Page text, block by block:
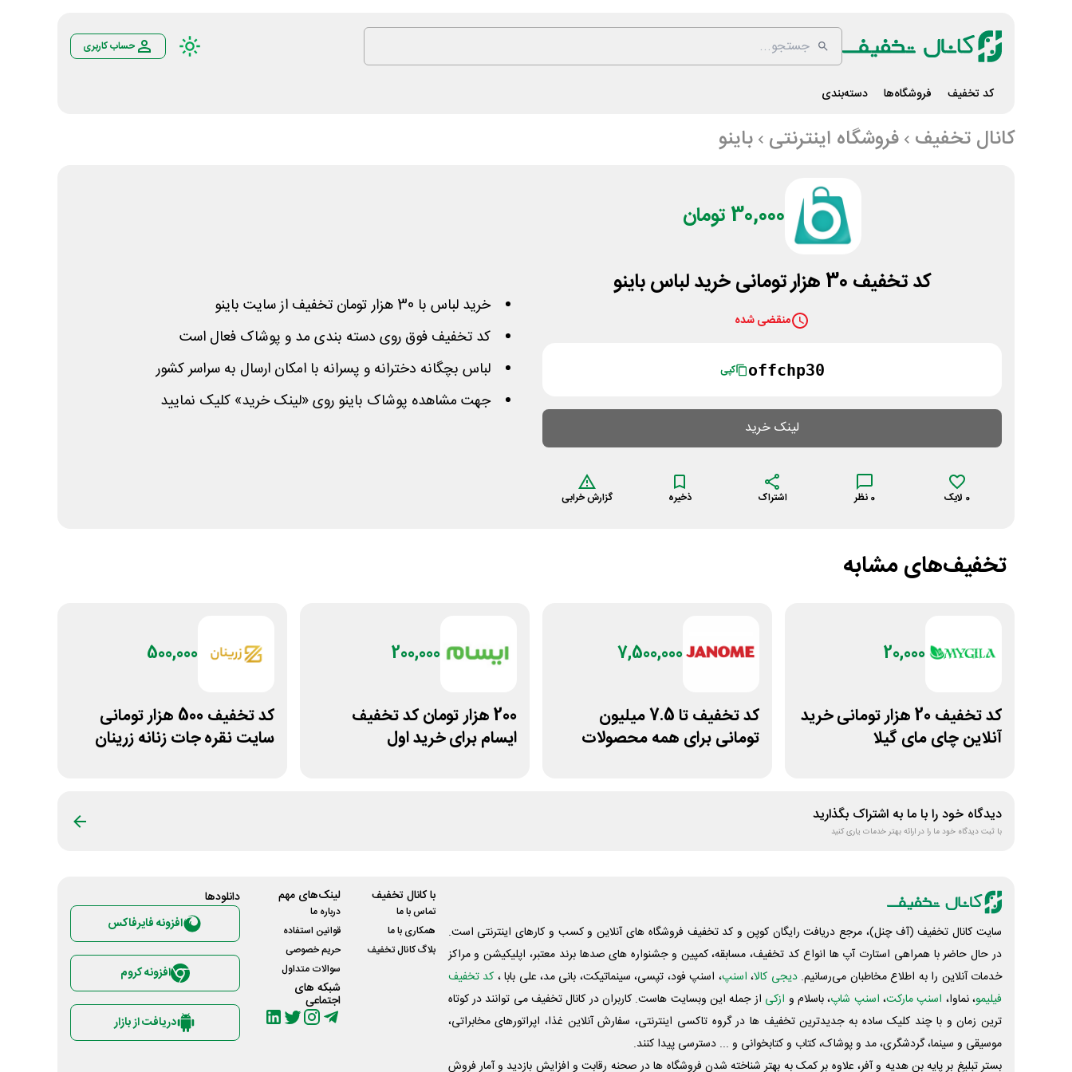
حساب کاربری
کد تخفیف فروشگاه‌ها دسته‌بندی
کانال تخفیف فروشگاه اینترنتی باینو
30,000 تومان
کد تخفیف 30 هزار تومانی خرید لباس باینو
منقضی شده
offchp30 کپی
لینک خرید
0 لایک 0 نظر اشتراک ذخیره گزارش خرابی
خرید لباس با 30 هزار تومان تخفیف از سایت باینو
کد تخفیف فوق روی دسته بندی مد و پوشاک فعال است
لباس بچگانه دخترانه و پسرانه با امکان ارسال به سراسر کشور
جهت مشاهده پوشاک باینو روی «لینک خرید» کلیک نمایید
تخفیف‌های مشابه
20,000
کد تخفیف 20 هزار تومانی خرید
آنلاین چای مای گیلا
7,500,000
کد تخفیف تا 7.5 میلیون
تومانی برای همه محصولات
200,000
200 هزار تومان کد تخفیف
ایسام برای خرید اول
500,000
کد تخفیف 500 هزار تومانی
سایت نقره جات زنانه زرینان
دیدگاه خود را با ما به اشتراک بگذارید
با ثبت دیدگاه خود ما را در ارائه بهتر خدمات یاری کنید
سایت کانال تخفیف (آف چنل)، مرجع دریافت رایگان کوپن و کد تخفیف فروشگاه های آنلاین و کسب و‌ کارهای اینترنتی است.
در حال حاضر با همراهی استارت آپ ها انواع کد تخفیف، مسابقه، کمپین و جشنواره های صدها برند معتبر، اپلیکیشن و مراکز
خدمات آنلاین را به اطلاع مخاطبان می‌رسانیم. دیجی کالا، اسنپ، اسنپ فود، تپسی، سینماتیکت، بانی مد، علی‌ بابا ، کد تخفیف
فیلیمو، نماوا، اسنپ مارکت، اسنپ شاپ، باسلام و ازکی از جمله این وبسایت ‌هاست. کاربران در کانال تخفیف می توانند در کوتاه
ترین زمان و با چند کلیک ساده به جدیدترین تخفیف ها در گروه تاکسی اینترنتی، سفارش آنلاین غذا، اپراتورهای مخابراتی،
موسیقی و سینما، گردشگری، مد و پوشاک، کتاب و کتابخوانی و ... دسترسی پیدا کنند.
بستر تبلیغ بر پایه بن هدیه و آفر، علاوه بر کمک به بهتر شناخته شدن فروشگاه ها در صحنه رقابت و افزایش بازدید و آمار فروش
با کانال تخفیف
تماس با ما
همکاری با ما
بلاگ کانال تخفیف
لینک‌های مهم
درباره ما
قوانین استفاده
حریم خصوصی
سوالات متداول
شبکه های
اجتماعی
دانلود‌ها
افزونه فایرفاکس
افزونه کروم
دریافت از بازار